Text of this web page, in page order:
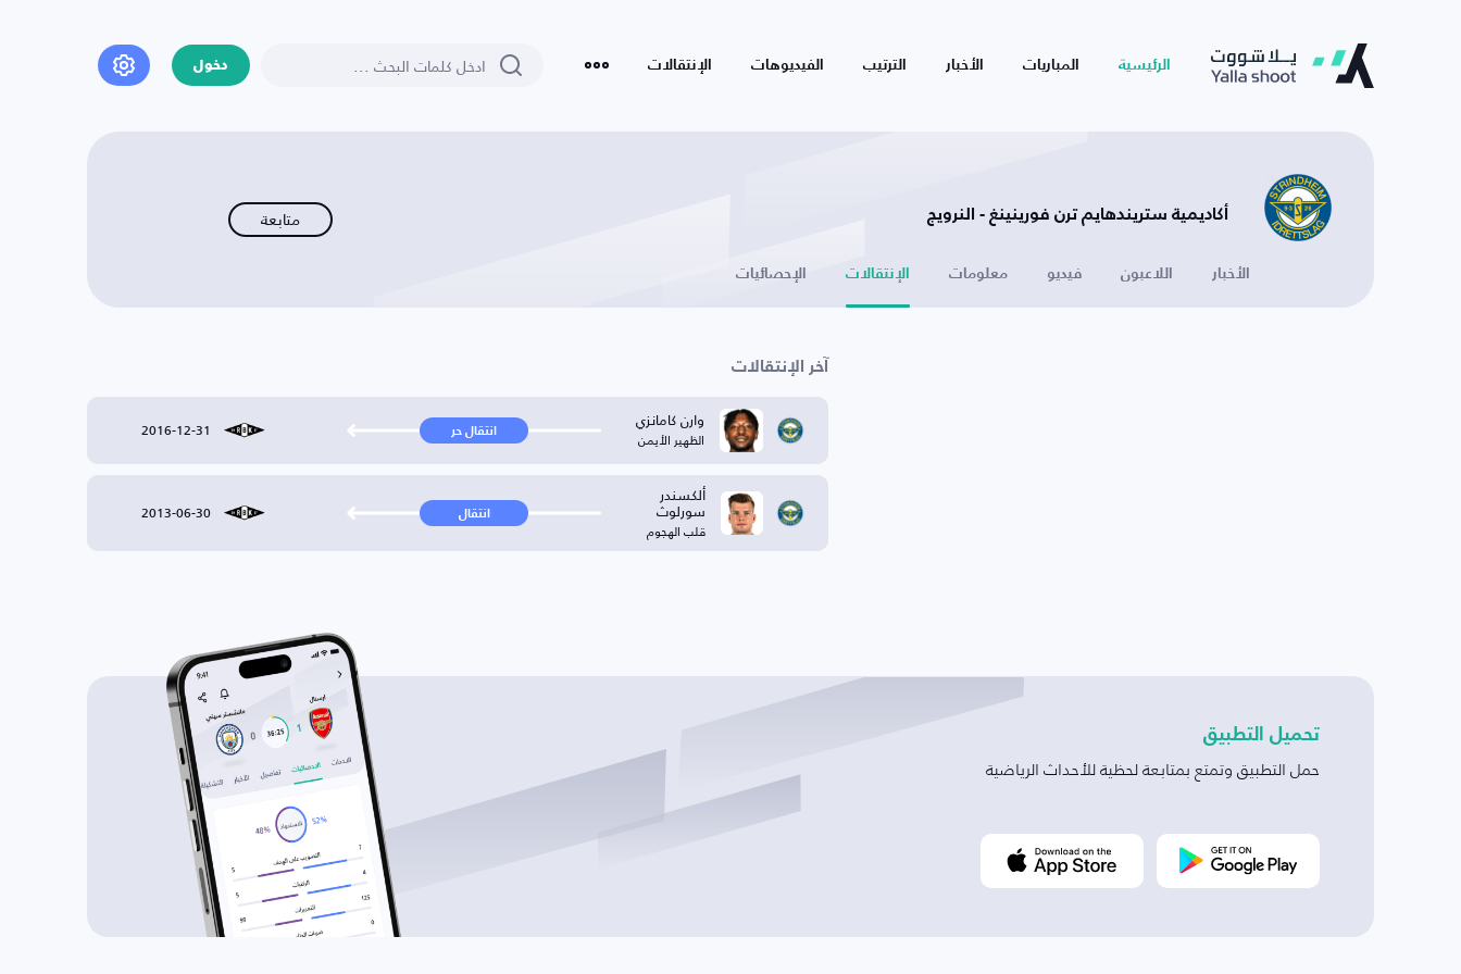
الرئيسية المباريات الأخبار الترتيب الفيديوهات الإنتقالات دخول
أكاديمية ستريندهايم ترن فورينينغ - النرويج متابعة
الأخبار اللاعبون فيديو معلومات الإنتقالات الإحصائيات
آخر الإنتقالات
وارن كامانزي
الظهير الأيمن انتقال حر 2016-12-31
ألكسندر
سورلوث
قلب الهجوم
انتقال 2013-06-30
تحميل التطبيق
حمل التطبيق وتمتع بمتابعة لحظية للأحداث الرياضية